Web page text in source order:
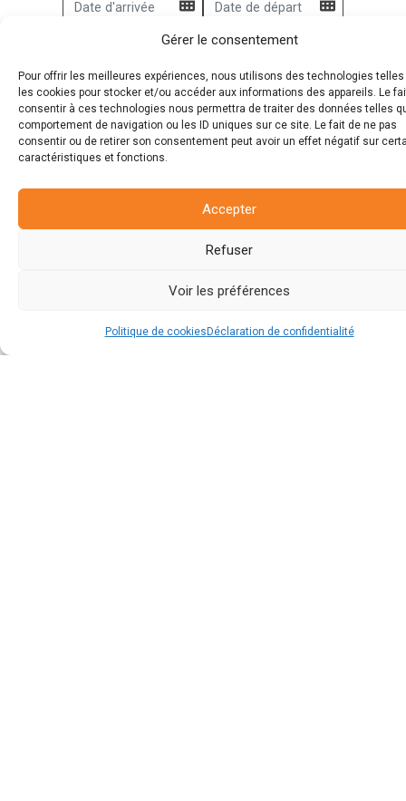
Gérer le consentement
Pour offrir les meilleures expériences, nous utilisons des technologies telles
les cookies pour stocker et/ou accéder aux informations des appareils. Le
consentir à ces technologies nous permettra de traiter des données telles
comportement de navigation ou les ID uniques sur ce site. Le fait de ne pas
consentir ou de retirer son consentement peut avoir un effet négatif sur
caractéristiques et fonctions.
Accepter
Refuser
Voir les préférences
Politique de cookies Déclaration de confidentialité
Camping le Ragis
Chemin de la Fradinière
Accueil téléphonique 7j/7 de 9h00 à 20h00.